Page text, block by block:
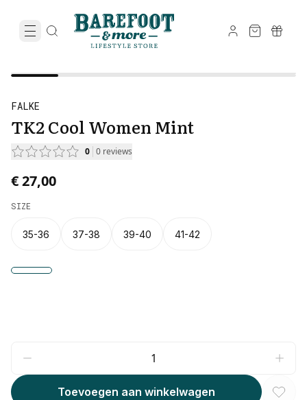
FALKE
TK2 Cool Women Mint
0 0 reviews
€ 27,00
SIZE
35-36 37-38 39-40 41-42
Toevoegen aan winkelwagen